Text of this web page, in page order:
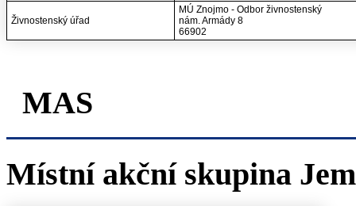
Živnostenský úřad
MÚ Znojmo - Odbor živnostenský
nám. Armády 8
66902
MAS
Místní akční skupina